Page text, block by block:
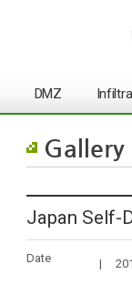
DMZ
Gallery
Japan Self-
Date |